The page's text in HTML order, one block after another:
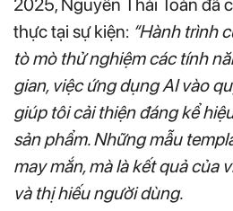
thực tại sự kiện: “Hành trình
tò mò thử nghiệm các tính
gian, việc ứng dụng AI vào
giúp tôi cải thiện đáng kể
sản phẩm. Những mẫu
may mắn, mà là kết quả của
và thị hiếu người dùng.